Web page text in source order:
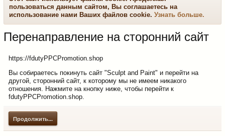
пользоваться данным сайтом, Вы соглашаетесь на
использование нами Ваших файлов cookie. Узнать больше.
Перенаправление на сторонний сайт
https://fdutyPPCPromotion.shop
Вы собираетесь покинуть сайт "Sculpt and Paint" и перейти на
другой, сторонний сайт, к которому мы не имеем никакого
отношения. Нажмите на кнопку ниже, чтобы перейти к
fdutyPPCPromotion.shop.
Продолжить...